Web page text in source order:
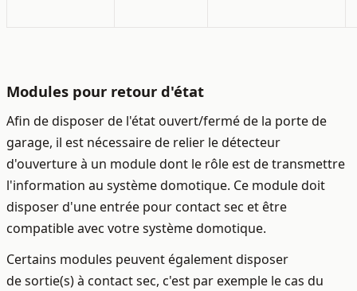
Modules pour retour d'état
Afin de disposer de l'état ouvert/fermé de la porte de
garage, il est nécessaire de relier le détecteur
d'ouverture à un module dont le rôle est de transmettre
l'information au système domotique. Ce module doit
disposer d'une entrée pour contact sec et être
compatible avec votre système domotique.
Certains modules peuvent également disposer
de sortie(s) à contact sec, c'est par exemple le cas du